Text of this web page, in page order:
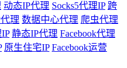
动态IP代理 Socks5代理IP 跨
理 数据中心代理 爬虫代理
静态IP代理 Facebook代理
原生住宅IP Facebook运营